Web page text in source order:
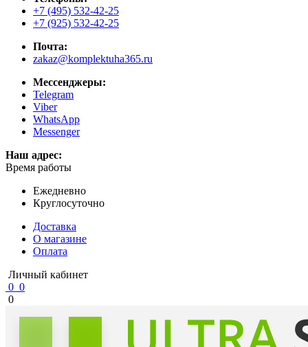
+7 (495) 532-42-25
+7 (925) 532-42-25
Почта:
zakaz@komplektuha365.ru
Мессенджеры:
Telegram
Viber
WhatsApp
Messenger
Наш адрес:
Время работы
Ежедневно
Круглосуточно
Доставка
О магазине
Оплата
Личный кабинет
0 0
0